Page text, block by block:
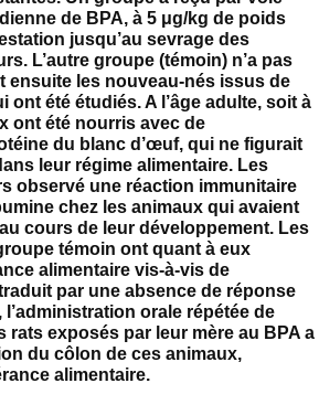
de BPA, à 5 μg/kg de poids
jusqu’au sevrage des
L’autre groupe (témoin) n’a pas
ensuite les nouveau-nés issus de
ont été étudiés. A l’âge adulte, soit à
ont été nourris avec de
du blanc d’œuf, qui ne figurait
leur régime alimentaire. Les
observé une réaction immunitaire
chez les animaux qui avaient
cours de leur développement. Les
témoin ont quant à eux
alimentaire vis-à-vis de
par une absence de réponse
orale répétée de
rats exposés par leur mère au BPA a
du côlon de ces animaux,
alimentaire.